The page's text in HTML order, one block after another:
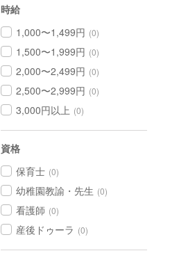
時給
1,000〜1,499円 (0)
1,500〜1,999円 (0)
2,000〜2,499円 (0)
2,500〜2,999円 (0)
3,000円以上 (0)
資格
保育士 (0)
幼稚園教諭・先生 (0)
看護師 (0)
産後ドゥーラ (0)